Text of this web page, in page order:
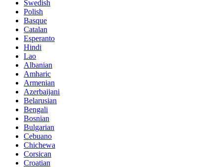
Swedish
Polish
Basque
Catalan
Esperanto
Hindi
Lao
Albanian
Amharic
Armenian
Azerbaijani
Belarusian
Bengali
Bosnian
Bulgarian
Cebuano
Chichewa
Corsican
Croatian